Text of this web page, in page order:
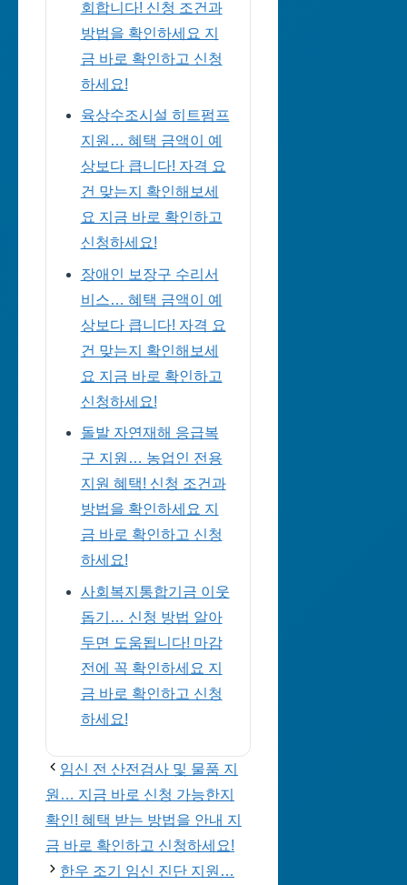
회합니다! 신청 조건과
방법을 확인하세요 지
금 바로 확인하고 신청
하세요!
육상수조시설 히트펌프
지원… 혜택 금액이 예
상보다 큽니다! 자격 요
건 맞는지 확인해보세
요 지금 바로 확인하고
신청하세요!
장애인 보장구 수리서
비스… 혜택 금액이 예
상보다 큽니다! 자격 요
건 맞는지 확인해보세
요 지금 바로 확인하고
신청하세요!
돌발 자연재해 응급복
구 지원… 농업인 전용
지원 혜택! 신청 조건과
방법을 확인하세요 지
금 바로 확인하고 신청
하세요!
사회복지통합기금 이웃
돕기… 신청 방법 알아
두면 도움됩니다! 마감
전에 꼭 확인하세요 지
금 바로 확인하고 신청
하세요!
임신 전 산전검사 및 물품 지
원… 지금 바로 신청 가능한지
확인! 혜택 받는 방법을 안내 지
금 바로 확인하고 신청하세요!
한우 조기 임신 진단 지원…